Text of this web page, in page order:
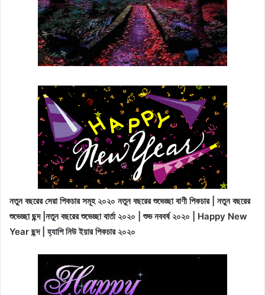
নতুন বছরের সেরা পিকচার সমূহ ২০২০ নতুন বছরের শুভেচ্ছা বাণী পিকচার | নতুন বছরের
শুভেচ্ছা ছন্দ |নতুন বছরের শুভেচ্ছা বার্তা ২০২০ | শুভ নববর্ষ ২০২০ | Happy New
Year ছন্দ | হ্যাপি নিউ ইয়ার পিকচার ২০২০